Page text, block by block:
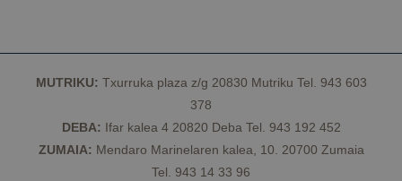
MUTRIKU: Txurruka plaza z/g 20830 Mutriku Tel. 943 603
378
DEBA: Ifar kalea 4 20820 Deba Tel. 943 192 452
ZUMAIA: Mendaro Marinelaren kalea, 10. 20700 Zumaia
Tel. 943 14 33 96